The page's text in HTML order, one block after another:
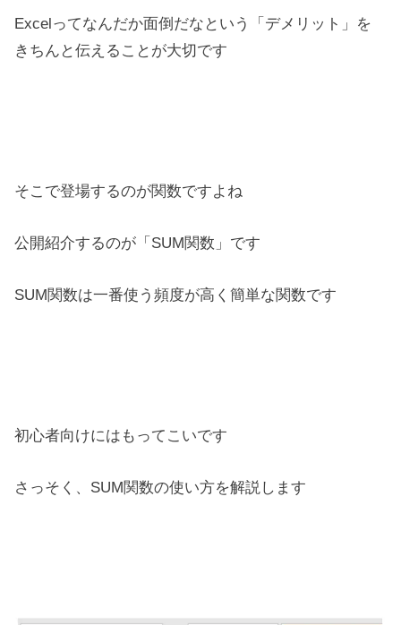
Excelってなんだか面倒だなという「デメリット」を
きちんと伝えることが大切です
そこで登場するのが関数ですよね
公開紹介するのが「SUM関数」です
SUM関数は一番使う頻度が高く簡単な関数です
初心者向けにはもってこいです
さっそく、SUM関数の使い方を解説します